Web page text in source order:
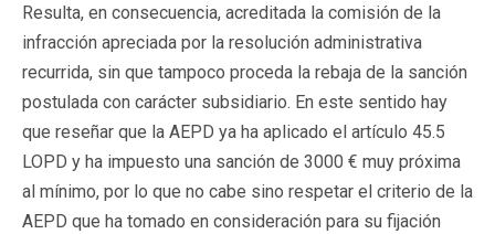
Resulta, en consecuencia, acreditada la comisión de la
infracción apreciada por la resolución administrativa
recurrida, sin que tampoco proceda la rebaja de la sanción
postulada con carácter subsidiario. En este sentido hay
que reseñar que la AEPD ya ha aplicado el artículo 45.5
LOPD y ha impuesto una sanción de 3000 € muy próxima
al mínimo, por lo que no cabe sino respetar el criterio de la
AEPD que ha tomado en consideración para su fijación